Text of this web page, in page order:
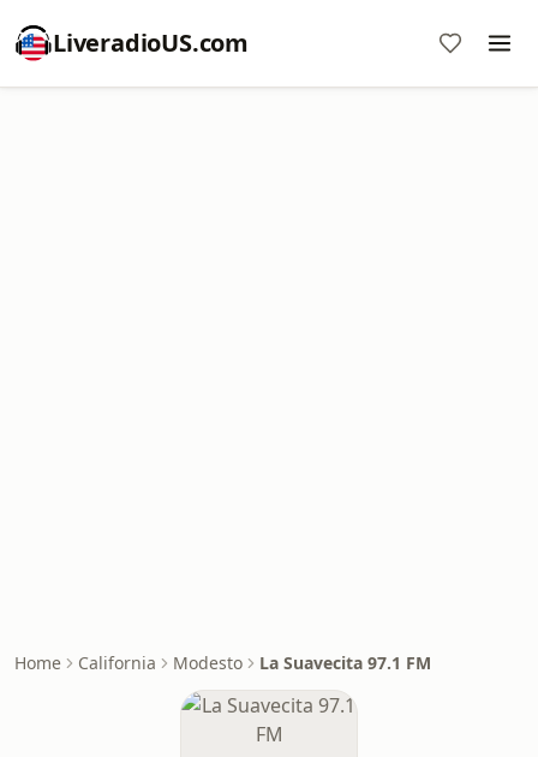
LiveradioUS.com
Home California Modesto La Suavecita 97.1 FM